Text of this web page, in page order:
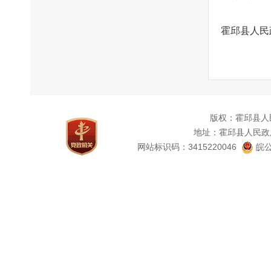
霍邱县人
版权：霍邱县
地址：霍邱县人民
网站标识码：3415220046
皖